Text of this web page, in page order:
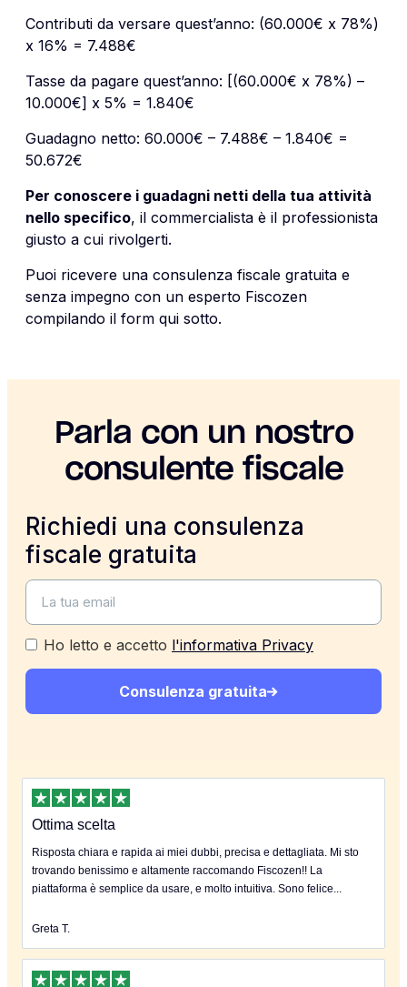
Contributi da versare quest’anno: (60.000€ x 78%)
x 16% = 7.488€
Tasse da pagare quest’anno: [(60.000€ x 78%) –
10.000€] x 5% = 1.840€
Guadagno netto: 60.000€ – 7.488€ – 1.840€ =
50.672€
Per conoscere i guadagni netti della tua attività
nello specifico, il commercialista è il professionista
giusto a cui rivolgerti.
Puoi ricevere una consulenza fiscale gratuita e
senza impegno con un esperto Fiscozen
compilando il form qui sotto.
Parla con un nostro
consulente fiscale
Richiedi una consulenza
fiscale gratuita
Ho letto e accetto l'informativa Privacy
Consulenza gratuita
Ottima scelta
Risposta chiara e rapida ai miei dubbi, precisa e dettagliata. Mi sto
trovando benissimo e altamente raccomando Fiscozen!! La
piattaforma è semplice da usare, e molto intuitiva. Sono felice...
Greta T.